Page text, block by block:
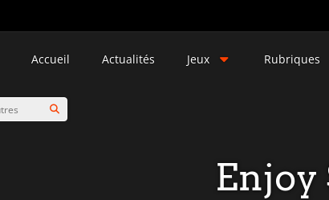
Accueil Actualités Jeux Rubriques
Enjoy